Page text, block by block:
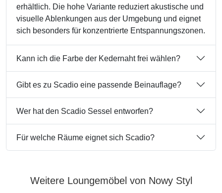
erhältlich. Die hohe Variante reduziert akustische und
visuelle Ablenkungen aus der Umgebung und eignet
sich besonders für konzentrierte Entspannungszonen.
Kann ich die Farbe der Kedernaht frei wählen?
Gibt es zu Scadio eine passende Beinauflage?
Wer hat den Scadio Sessel entworfen?
Für welche Räume eignet sich Scadio?
Weitere Loungemöbel von Nowy Styl